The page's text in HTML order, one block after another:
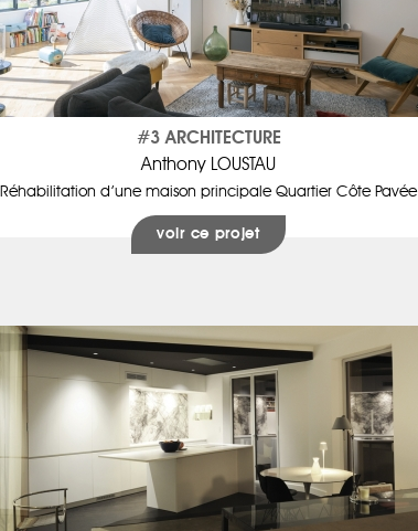
#3 ARCHITECTURE
Anthony LOUSTAU
Réhabilitation d’une maison principale Quartier Côte Pavée
voir ce projet